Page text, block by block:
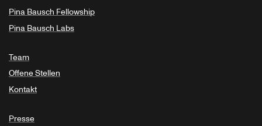
Pina Bausch Fellowship
Pina Bausch Labs
Team
Offene Stellen
Kontakt
Presse